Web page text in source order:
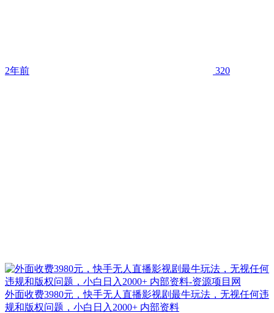
2年前 320
外面收费3980元，快手无人直播影视剧最牛玩法，无视任何违
规和版权问题，小白日入2000+ 内部资料